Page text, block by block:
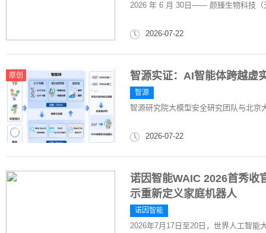
2026 年 6 月 30日—— 颜臻生物科技（
2026-07-22
原创 智源实证：AI智能体跨越虚
智源
智源研究院大模型安全研究团队与北京
2026-07-22
诺因智能WAIC 2026首秀收
示重新定义家庭机器人
诺因智能
2026年7月17日至20日，世界人工智能